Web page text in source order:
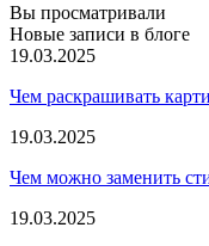
Вы просматривали
Новые записи в блоге
19.03.2025
Чем раскрашивать
19.03.2025
Чем можно заменить
19.03.2025